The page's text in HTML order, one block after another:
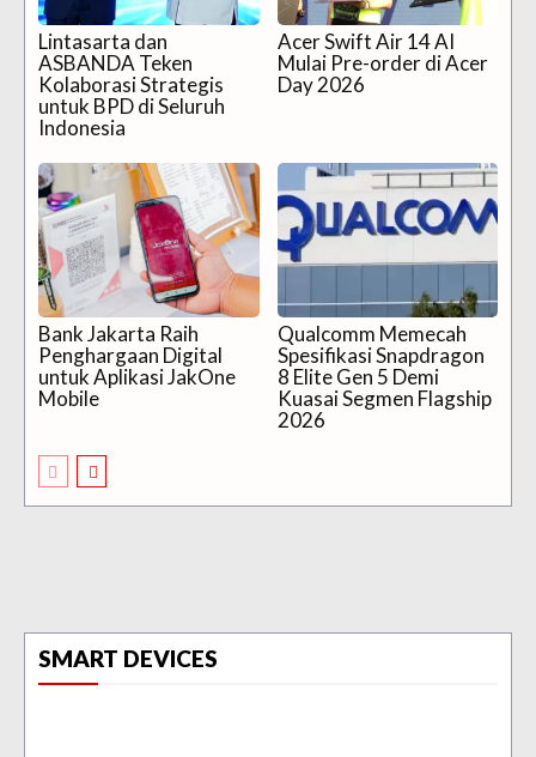
Lintasarta dan
ASBANDA Teken
Kolaborasi Strategis
untuk BPD di Seluruh
Indonesia
Acer Swift Air 14 AI
Mulai Pre-order di Acer
Day 2026
Bank Jakarta Raih
Penghargaan Digital
untuk Aplikasi JakOne
Mobile
Qualcomm Memecah
Spesifikasi Snapdragon
8 Elite Gen 5 Demi
Kuasai Segmen Flagship
2026
SMART DEVICES